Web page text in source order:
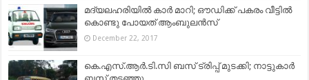
മദ്യലഹരിയില്‍ കാര്‍ മാറി; ഔഡിക്ക് പകരം വീട്ടില്‍
കൊണ്ടു പോയത് ആംബുലന്‍സ്
December 22, 2017
കെ.എസ്.ആർ.ടി.സി ബസ് ട്രിപ്പ് മുടക്കി; നാട്ടുകാർ